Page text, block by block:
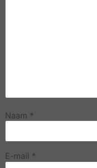
Naam *
E-mail *